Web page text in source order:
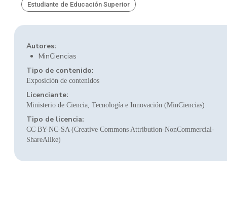
Estudiante de Educación Superior
Autores:
MinCiencias
Tipo de contenido:
Exposición de contenidos
Licenciante:
Ministerio de Ciencia, Tecnología e Innovación (MinCiencias)
Tipo de licencia:
CC BY-NC-SA (Creative Commons Attribution-NonCommercial-
ShareAlike)